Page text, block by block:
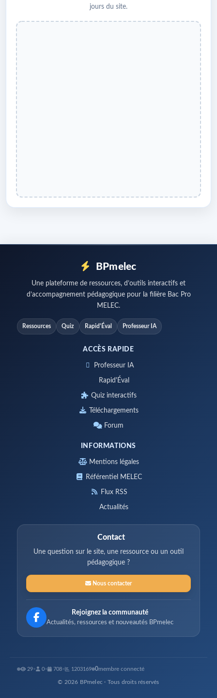
jours du site.
BPmelec
Une plateforme de ressources, d’outils interactifs et
d’accompagnement pédagogique pour la filière Bac Pro
MELEC.
Ressources Quiz Rapid'Éval Professeur IA
ACCÈS RAPIDE
Professeur IA
Rapid'Éval
Quiz interactifs
Téléchargements
Forum
INFORMATIONS
Mentions légales
Référentiel MELEC
Flux RSS
Actualités
Contact
Une question sur le site, une ressource ou un outil
pédagogique ?
Nous contacter
Rejoignez la communauté
Actualités, ressources et nouveautés BPmelec
29• 0• 708• 1203169 0membre connecté
© 2026 BPmelec · Tous droits réservés